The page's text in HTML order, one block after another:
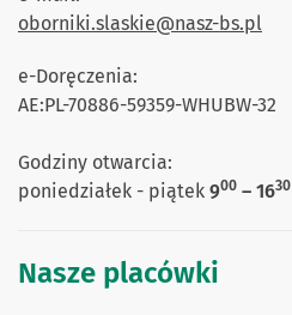
oborniki.slaskie@nasz-bs.pl
e-Doręczenia:
AE:PL-70886-59359-WHUBW-32
Godziny otwarcia:
poniedziałek - piątek 900 – 1630
Nasze placówki